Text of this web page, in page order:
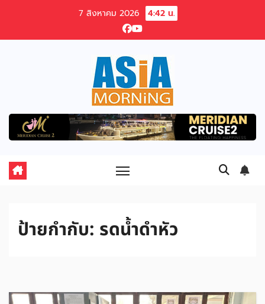
content
7 สิงหาคม 2026 4:42 น.
ป้ายกำกับ: รดน้ำดำหัว